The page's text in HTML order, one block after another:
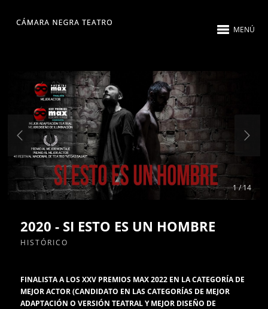
MENÚ
1 / 14
2020 - SI ESTO ES UN HOMBRE
HISTÓRICO
FINALISTA A LOS XXV PREMIOS MAX 2022 EN LA CATEGORÍA DE
MEJOR ACTOR (CANDIDATO EN LAS CATEGORÍAS DE MEJOR
ADAPTACIÓN O VERSIÓN TEATRAL Y MEJOR DISEÑO DE